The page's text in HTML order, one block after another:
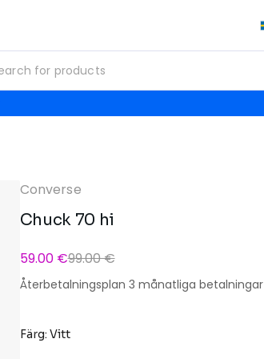
Converse
Chuck 70 hi
59.00 €99.00 €
Återbetalningsplan 3 månatliga betalningar
Färg: Vitt